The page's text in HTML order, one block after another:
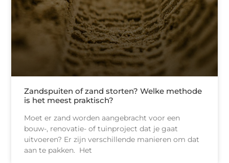
Zandspuiten of zand storten? Welke methode
is het meest praktisch?
Moet er zand worden aangebracht voor een
bouw-, renovatie- of tuinproject dat je gaat
uitvoeren? Er zijn verschillende manieren om dat
aan te pakken. Het